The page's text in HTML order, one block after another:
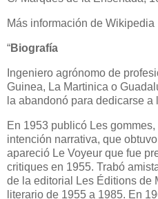
Más información de Wikipedia
“Biografía
Ingeniero agrónomo de
Guinea, La Martinica o
la abandonó para dedicarse a
En 1953 publicó Les
intención narrativa, que
apareció Le Voyeur que fue
critiques en 1955. Trabó
de la editorial Les Éditions de
literario de 1955 a 1985. En